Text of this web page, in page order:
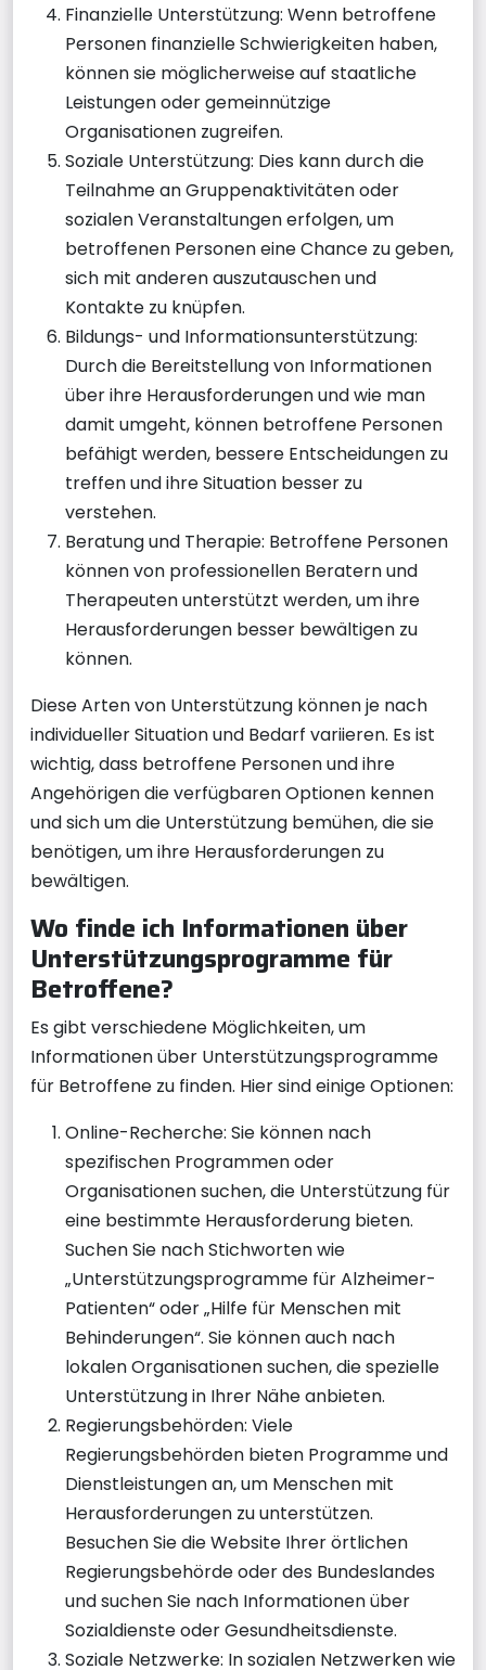
Finanzielle Unterstützung: Wenn betroffene
Personen finanzielle Schwierigkeiten haben,
können sie möglicherweise auf staatliche
Leistungen oder gemeinnützige
Organisationen zugreifen.
Soziale Unterstützung: Dies kann durch die
Teilnahme an Gruppenaktivitäten oder
sozialen Veranstaltungen erfolgen, um
betroffenen Personen eine Chance zu geben,
sich mit anderen auszutauschen und
Kontakte zu knüpfen.
Bildungs- und Informationsunterstützung:
Durch die Bereitstellung von Informationen
über ihre Herausforderungen und wie man
damit umgeht, können betroffene Personen
befähigt werden, bessere Entscheidungen zu
treffen und ihre Situation besser zu
verstehen.
Beratung und Therapie: Betroffene Personen
können von professionellen Beratern und
Therapeuten unterstützt werden, um ihre
Herausforderungen besser bewältigen zu
können.
Diese Arten von Unterstützung können je nach
individueller Situation und Bedarf variieren. Es ist
wichtig, dass betroffene Personen und ihre
Angehörigen die verfügbaren Optionen kennen
und sich um die Unterstützung bemühen, die sie
benötigen, um ihre Herausforderungen zu
bewältigen.
Wo finde ich Informationen über
Unterstützungsprogramme für
Betroffene?
Es gibt verschiedene Möglichkeiten, um
Informationen über Unterstützungsprogramme
für Betroffene zu finden. Hier sind einige Optionen:
Online-Recherche: Sie können nach
spezifischen Programmen oder
Organisationen suchen, die Unterstützung für
eine bestimmte Herausforderung bieten.
Suchen Sie nach Stichworten wie
„Unterstützungsprogramme für Alzheimer-
Patienten“ oder „Hilfe für Menschen mit
Behinderungen“. Sie können auch nach
lokalen Organisationen suchen, die spezielle
Unterstützung in Ihrer Nähe anbieten.
Regierungsbehörden: Viele
Regierungsbehörden bieten Programme und
Dienstleistungen an, um Menschen mit
Herausforderungen zu unterstützen.
Besuchen Sie die Website Ihrer örtlichen
Regierungsbehörde oder des Bundeslandes
und suchen Sie nach Informationen über
Sozialdienste oder Gesundheitsdienste.
Soziale Netzwerke: In sozialen Netzwerken wie